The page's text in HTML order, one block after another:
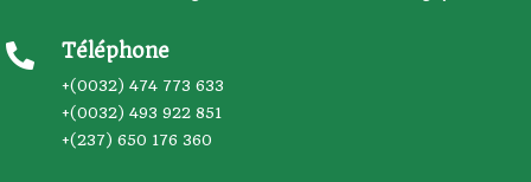
 Téléphone
+(0032) 474 773 633
+(0032) 493 922 851
+(237) 650 176 360